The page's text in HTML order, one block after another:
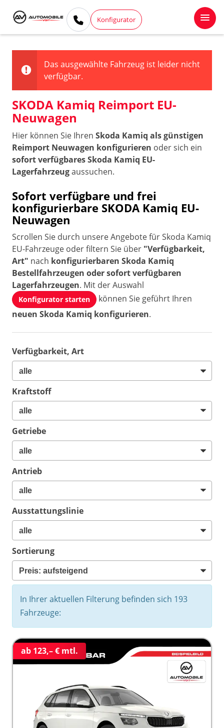
Konfigurator
Das ausgewählte Fahrzeug ist leider nicht
verfügbar.
SKODA Kamiq Reimport EU-
Neuwagen
Hier können Sie Ihren Skoda Kamiq als günstigen
Reimport Neuwagen konfigurieren oder sich ein
sofort verfügbares Skoda Kamiq EU-
Lagerfahrzeugaussuchen.
Sofort verfügbare und frei
konfigurierbare SKODA Kamiq EU-
Neuwagen
Scrollen Sie durch unsere Angebote für Skoda Kamiq
EU-Fahrzeuge oder filtern Sie über "Verfügbarkeit,
Art" nach konfigurierbaren Skoda Kamiq
Bestellfahrzeugen oder sofort verfügbaren
Lagerfahrzeugen. Mit der Auswahl
Konfigurator starten
können Sie geführt Ihren
neuen Skoda Kamiq konfigurieren.
Verfügbarkeit, Art
Kraftstoff
Getriebe
Antrieb
Ausstattungslinie
Sortierung
In Ihrer aktuellen Filterung befinden sich 193
Fahrzeuge:
ab 123,– € mtl.